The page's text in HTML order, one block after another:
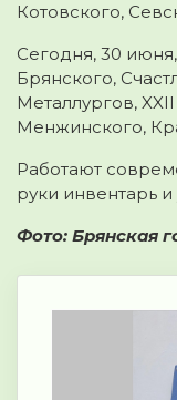
Котовского,
Сегодня, 30
Брянского,
Металлургов,
Менжинского,
Работают
руки инвентарь
Фото: Брянская